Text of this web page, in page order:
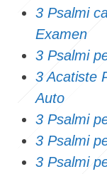
3 Psalmi
Examen
3 Psalmi
3 Acatiste
Auto
3 Psalmi
3 Psalmi
3 Psalmi